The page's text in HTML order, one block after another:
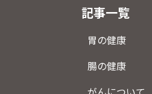
記事一覧
胃の健康
腸の健康